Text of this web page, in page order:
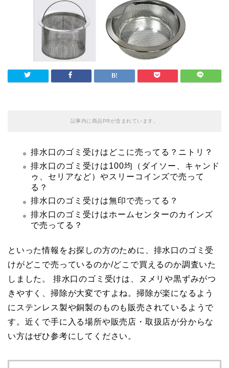
記事内に商品PRが含まれています。
排水口のゴミ受けはどこに売ってる？ニトリ？
排水口のゴミ受けは100均（ダイソー、キャンド
ゥ、セリアなど）やスリーコインズで売って
る？
排水口のゴミ受けは無印で売ってる？
排水口のゴミ受けはホームセンターのカインズ
で売ってる？
といった情報をお探しの方のために、排水口のゴミ受
けがどこで売っているのか/どこで買えるのか調査いた
しました。 排水口のゴミ受けは、ヌメリや黒ずみがつ
きやすく、掃除が大変ですよね。掃除が楽になるよう
にステンレス製や銅製のものも販売されているようで
す。近くで手に入る場所や販売店・取扱店が分からな
い方はぜひ参考にしてください。